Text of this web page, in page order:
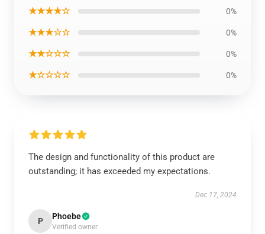
★★★★☆ 0%
★★★☆☆ 0%
★★☆☆☆ 0%
★☆☆☆☆ 0%
The design and functionality of this product are
outstanding; it has exceeded my expectations.
Dec 17, 2024
P Phoebe
Verified owner